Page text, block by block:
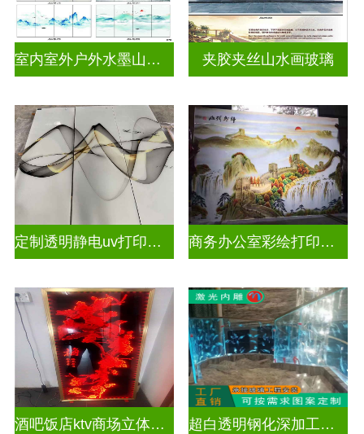
室内室外户外水墨山水画玻璃 夹胶夹丝山水画玻璃
定制透明静电uv打印玻璃 商务办公室彩绘打印玻璃
酒吧饭店ktv商场立体激光内雕屏风 超白透明钢化深加工激光内雕精雕